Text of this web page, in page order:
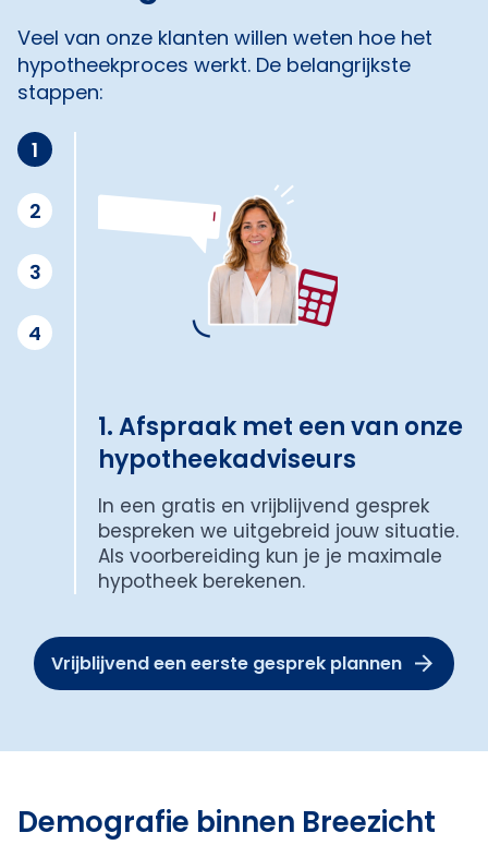
Veel van onze klanten willen weten hoe het
hypotheekproces werkt. De belangrijkste
stappen:
1
2
3
4
1. Afspraak met een van onze
hypotheekadviseurs
In een gratis en vrijblijvend gesprek
bespreken we uitgebreid jouw situatie.
Als voorbereiding kun je je maximale
hypotheek berekenen.
Vrijblijvend een eerste gesprek plannen
Demografie binnen Breezicht